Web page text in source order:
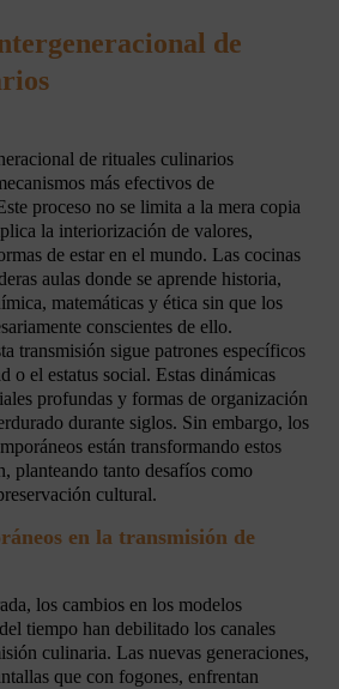
de
de rituales culinarios
más efectivos de
proceso no se limita a la mera copia
la interiorización de valores,
de estar en el mundo. Las cocinas
aulas donde se aprende historia,
matemáticas y ética sin que los
conscientes de ello.
transmisión sigue patrones específicos
o el estatus social. Estas dinámicas
profundas y formas de organización
durante siglos. Sin embargo, los
están transformando estos
planteando tanto desafíos como
cultural.
en la transmisión de
los cambios en los modelos
tiempo han debilitado los canales
culinaria. Las nuevas generaciones,
que con fogones, enfrentan